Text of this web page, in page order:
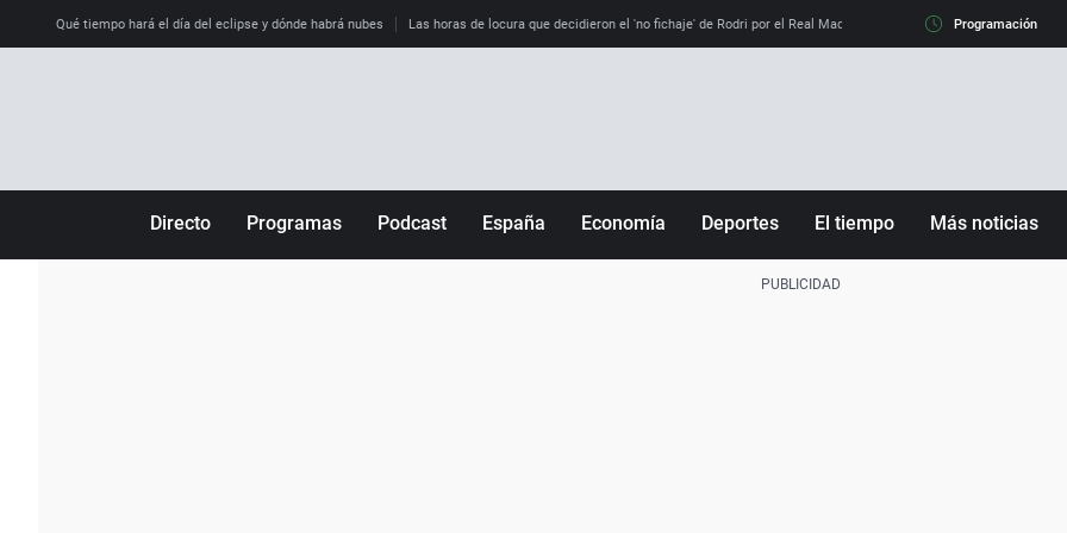
Qué tiempo hará el día del eclipse y dónde habrá nubes Las horas de locura que decidieron el 'no fichaje' de Rodri por el Real Madrid y su 'sí' al Barça La llamada
Programación
Directo Programas Podcast España Economía Deportes El tiempo Más noticias